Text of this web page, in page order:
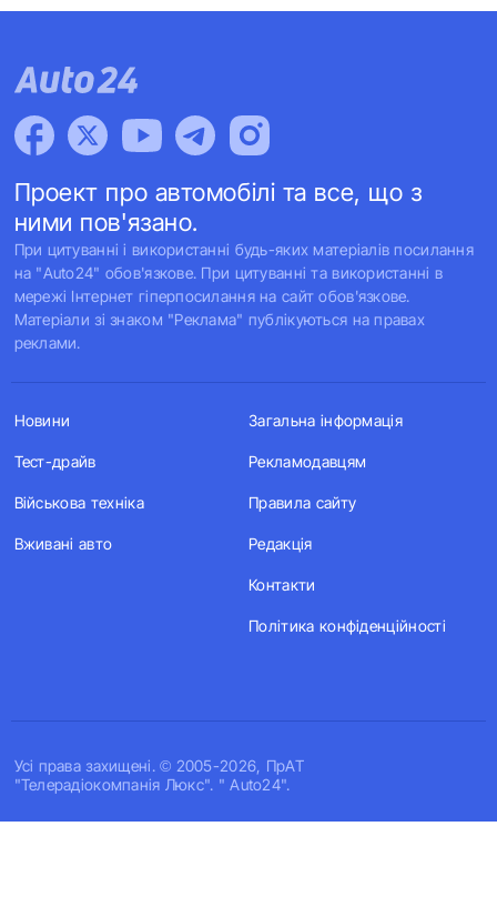
Проект про автомобілі та все, що з
ними пов'язано.
При цитуванні і використанні будь-яких матеріалів посилання
на "Auto24" обов'язкове. При цитуванні та використанні в
мережі Інтернет гіперпосилання на сайт обов'язкове.
Матеріали зі знаком "Реклама" публікуються на правах
реклами.
Усi права захищенi. © 2005-2026, ПрАТ
"Телерадіокомпанія Люкс". " Auto24".
Новини
Тест-драйв
Військова техніка
Вживані авто
Загальна інформація
Рекламодавцям
Правила сайту
Редакція
Контакти
Політика конфіденційності